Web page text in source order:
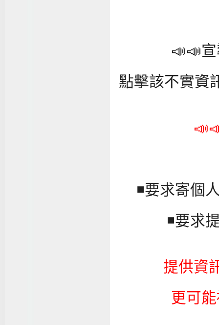
📣📣
點擊該不實資
📣
◾要求寄個
◾要求
提供資
更可